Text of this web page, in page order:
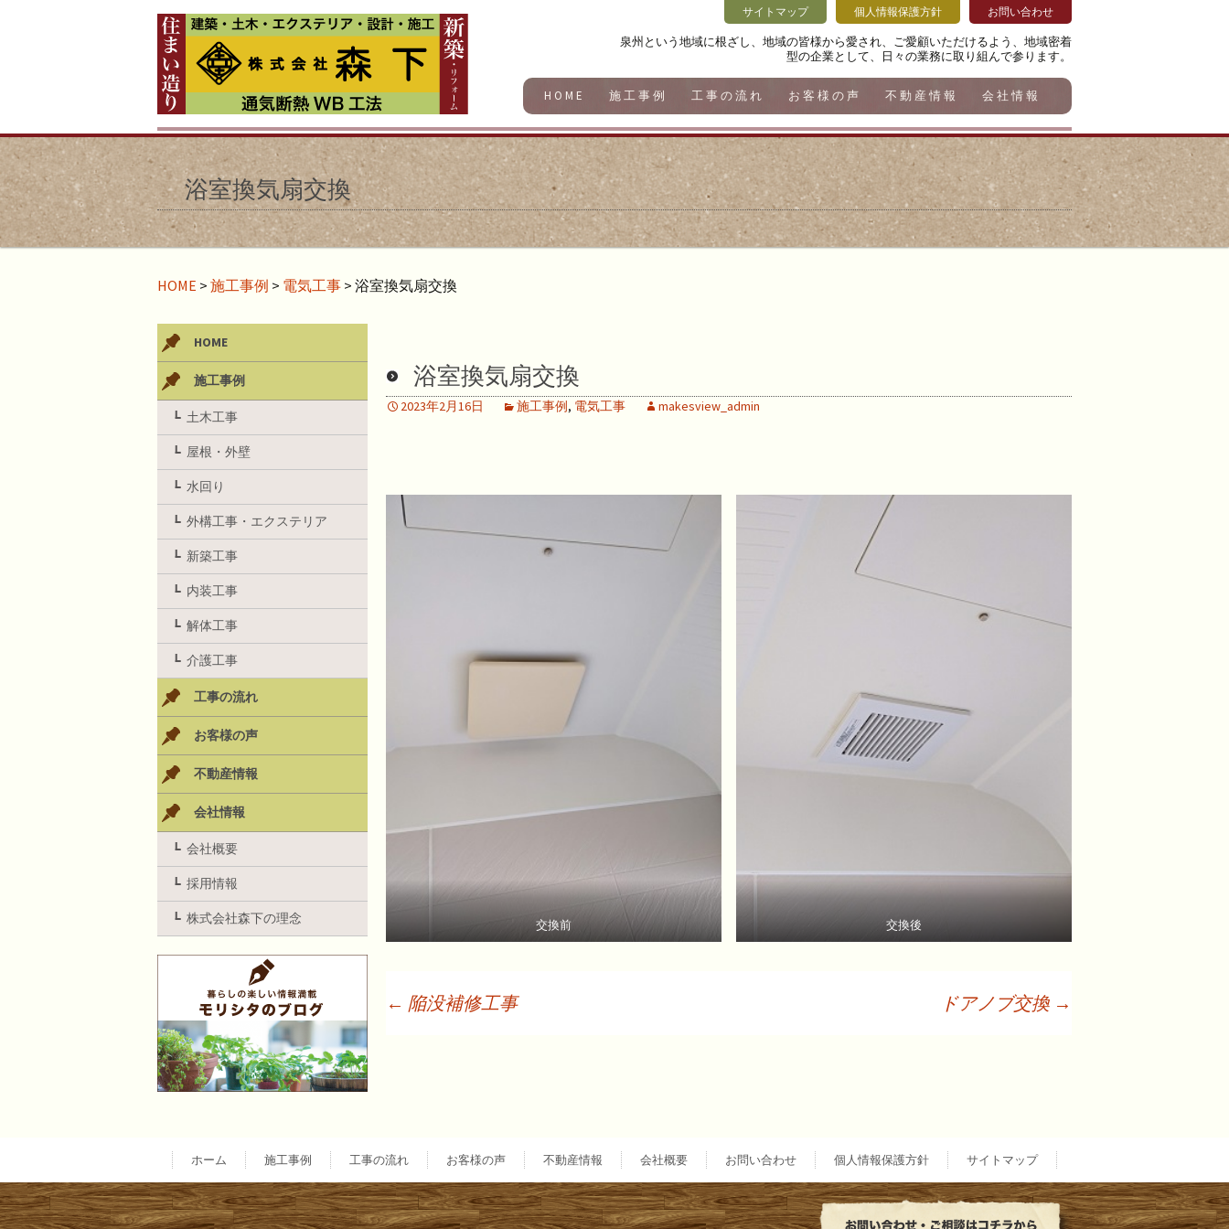
泉州という地域に根ざし、地域の皆様から愛され、ご愛顧いただけるよう、地域密着
型の企業として、日々の業務に取り組んで参ります。
サイトマップ 個人情報保護方針 お問い合わせ
HOME 施工事例 工事の流れ お客様の声 不動産情報 会社情報
浴室換気扇交換
HOME > 施工事例 > 電気工事 > 浴室換気扇交換
浴室換気扇交換
2023年2月16日 施工事例, 電気工事 makesview_admin
交換前 交換後
ナ
← 陥没補修工事 ドアノブ交換 →
HOME
施工事例
土木工事
屋根・外壁
水回り
外構工事・エクステリア
新築工事
内装工事
解体工事
介護工事
工事の流れ
お客様の声
不動産情報
会社情報
会社概要
採用情報
株式会社森下の理念
ホーム 施工事例 工事の流れ お客様の声 不動産情報 会社概要 お問い合わせ 個人情報保護方針 サイトマップ